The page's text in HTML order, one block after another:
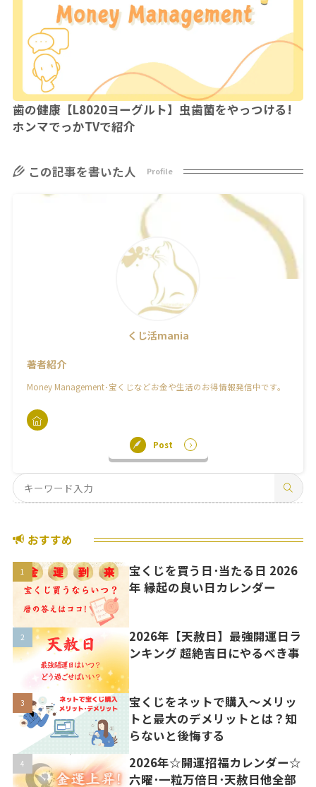
歯の健康【L8020ヨーグルト】虫歯菌をやっつける!
ホンマでっかTVで紹介
この記事を書いた人 Profile
くじ活mania
著者紹介
Money Management･宝くじなどお金や生活のお得情報発信中です。
Post
おすすめ
宝くじを買う日･当たる日 2026
年 縁起の良い日カレンダー
2026年【天赦日】最強開運日ラ
ンキング 超絶吉日にやるべき事
宝くじをネットで購入〜メリッ
トと最大のデメリットとは？知
らないと後悔する
2026年☆開運招福カレンダー☆
六曜･一粒万倍日･天赦日他全部